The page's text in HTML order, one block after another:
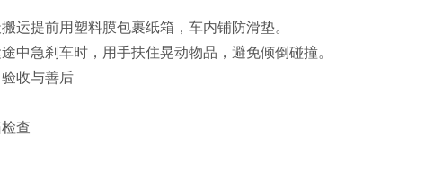
运提前用塑料膜包裹纸箱，车内铺防滑垫。
中急刹车时，用手扶住晃动物品，避免倾倒碰撞。
验收与善后
查‌